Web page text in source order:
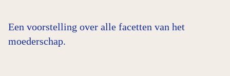
Een voorstelling over alle facetten van het
moederschap.